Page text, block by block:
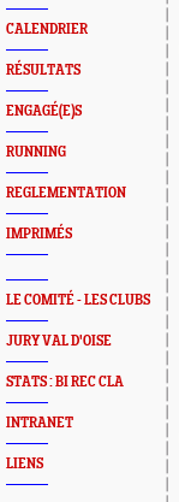
CALENDRIER
RÉSULTATS
ENGAGÉ(E)S
RUNNING
REGLEMENTATION
IMPRIMÉS
LE COMITÉ - LES CLUBS
JURY VAL D'OISE
STATS : BI REC CLA
INTRANET
LIENS